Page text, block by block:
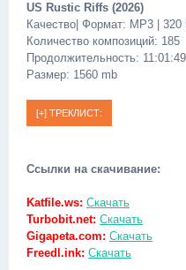
US Rustic Riffs (2026)
Качество| Формат: MP3 | 320
Количество композиций: 185
Продолжительность: 11:01:49
Размер: 1560 mb
Ссылки на скачивание:
Katfile.ws: Скачать
Turbobit.net: Скачать
Gigapeta.com: Скачать
Freedl.ink: Скачать